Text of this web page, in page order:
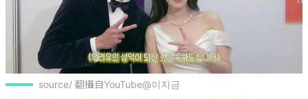
source/ 翻攝自YouTube@이지금